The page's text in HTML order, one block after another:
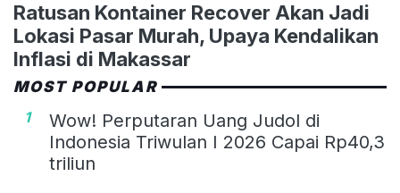
Ratusan Kontainer Recover Akan Jadi
Lokasi Pasar Murah, Upaya Kendalikan
Inflasi di Makassar
MOST POPULAR
1
Wow! Perputaran Uang Judol di
Indonesia Triwulan I 2026 Capai Rp40,3
triliun